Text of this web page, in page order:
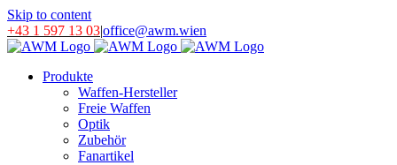
Skip to content
+43 1 597 13 03|office@awm.wien
Produkte
Waffen-Hersteller
Freie Waffen
Optik
Zubehör
Fanartikel